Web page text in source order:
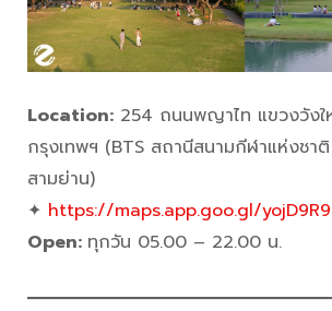
Location: 254 ถนนพญาไท แขวงวังใ
กรุงเทพฯ (BTS สถานีสนามกีฬาแห่งชา
สามย่าน)
✦ https://maps.app.goo.gl/
Open: ทุกวัน 05.00 – 22.00 น.